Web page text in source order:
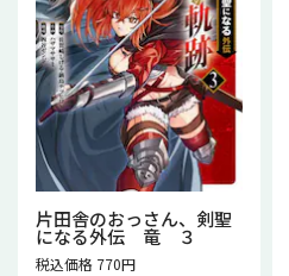
片田舎のおっさん、剣聖
になる外伝 竜 ３
税込価格 770円